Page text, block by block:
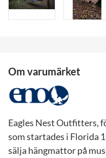
Om varumärket
Eagles Nest Outfitters,
som startades i Florida
sälja hängmattor på